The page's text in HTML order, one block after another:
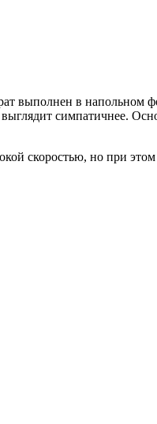
выполнен в напольном
симпатичнее.
скоростью, но при этом